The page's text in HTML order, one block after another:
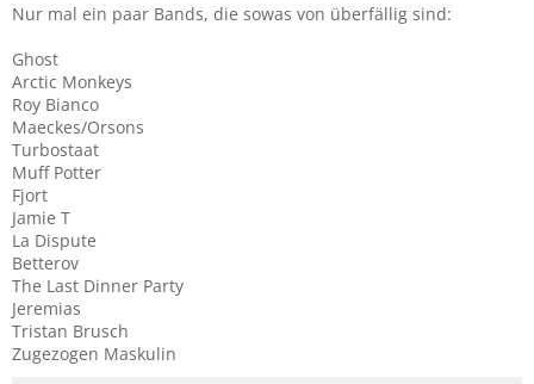
:
Nur mal ein paar Bands, die sowas von überfällig sind:
Ghost
Arctic Monkeys
Roy Bianco
Maeckes/Orsons
Turbostaat
Muff Potter
Fjort
Jamie T
La Dispute
Betterov
The Last Dinner Party
Jeremias
Tristan Brusch
Zugezogen Maskulin